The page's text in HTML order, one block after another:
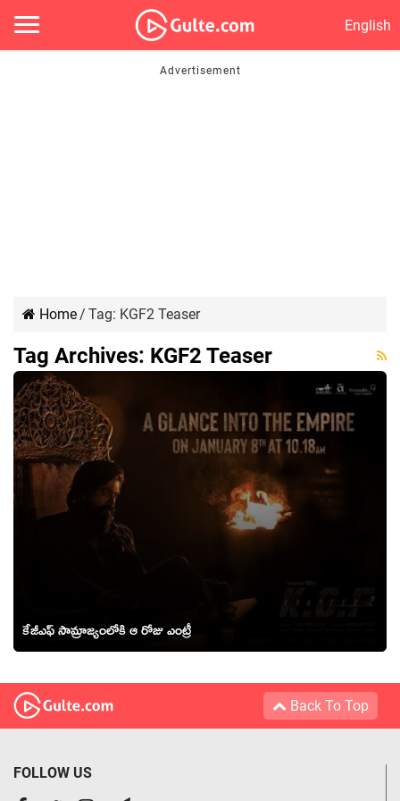
English
Home/ Tag: KGF2 Teaser
Tag Archives: KGF2 Teaser
కేజీఎఫ్ సామ్రాజ్యంలోకి ఆ రోజు ఎంట్రీ
Back To Top
FOLLOW US